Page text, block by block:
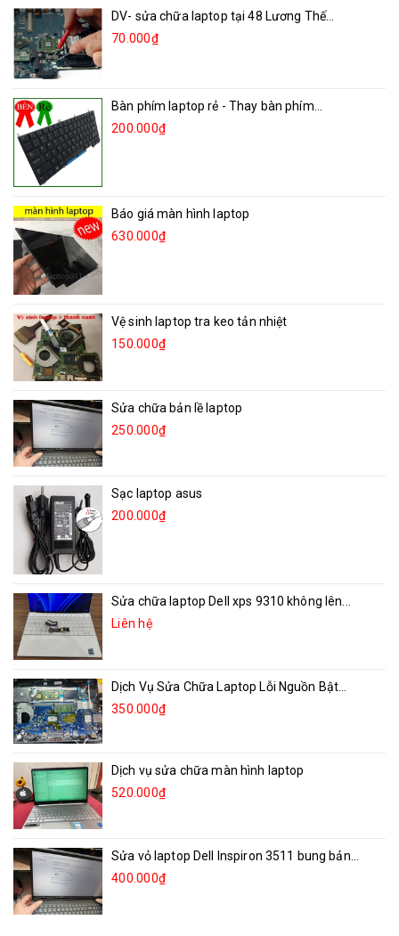
DV- sửa chữa laptop tại 48 Lương Thế...
70.000₫
Bàn phím laptop rẻ - Thay bàn phím...
200.000₫
Báo giá màn hình laptop
630.000₫
Vệ sinh laptop tra keo tản nhiệt
150.000₫
Sửa chữa bản lề laptop
250.000₫
Sạc laptop asus
200.000₫
Sửa chữa laptop Dell xps 9310 không lên...
Liên hệ
Dịch Vụ Sửa Chữa Laptop Lỗi Nguồn Bật...
350.000₫
Dịch vụ sửa chữa màn hình laptop
520.000₫
Sửa vỏ laptop Dell Inspiron 3511 bung bản...
400.000₫